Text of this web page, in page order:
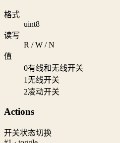
格式
uint8
读写
R / W / N
值
0有线和无线开关
1无线开关
2凌动开关
Actions
开关状态切换